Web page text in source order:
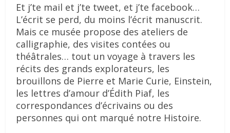
Et j’te mail et j’te tweet, et j’te facebook…
L’écrit se perd, du moins l’écrit manuscrit.
Mais ce musée propose des ateliers de
calligraphie, des visites contées ou
théâtrales… tout un voyage à travers les
récits des grands explorateurs, les
brouillons de Pierre et Marie Curie, Einstein,
les lettres d’amour d’Édith Piaf, les
correspondances d’écrivains ou des
personnes qui ont marqué notre Histoire.